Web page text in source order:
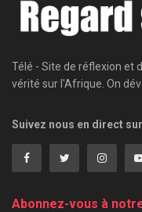
Télé - Site de réflexion et
vérité sur l'Afrique. On
Suivez nous en direct
Abonnez-vous à